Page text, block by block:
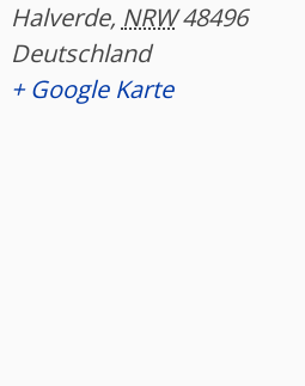
Halverde, NRW 48496
Deutschland
+ Google Karte